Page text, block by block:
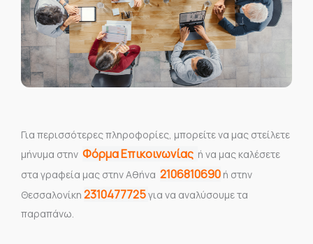
Για περισσότερες πληροφορίες, μπορείτε να μας στείλετε
μήνυμα στην Φόρμα Επικοινωνίας ή να μας καλέσετε
στα γραφεία μας στην Αθήνα 2106810690 ή στην
Θεσσαλονίκη 2310477725για να αναλύσουμε τα
παραπάνω.